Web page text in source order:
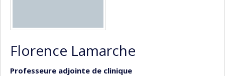
Florence Lamarche
Professeure adjointe de clinique